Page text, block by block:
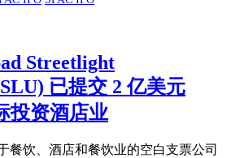
Streetlight
已提交 2 亿美元
投资酒店业
餐饮、酒店和餐饮业的空白支票公司